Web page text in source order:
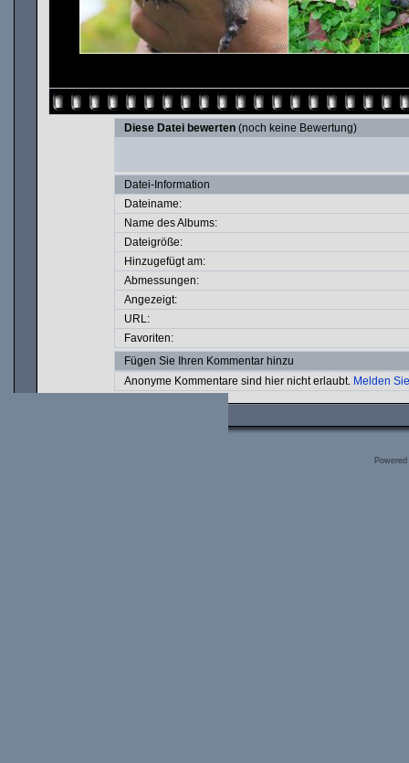
Diese Datei bewerten (noch keine Bewertung)
Datei-Information
Dateiname:
Name des Albums:
Dateigröße:
Hinzugefügt am:
Abmessungen:
Angezeigt:
URL:
Favoriten:
Fügen Sie Ihren Kommentar hinzu
Anonyme Kommentare sind hier nicht erlaubt. Melden